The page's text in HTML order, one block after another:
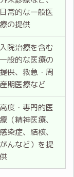
日常的な一般医
療の提供
入院治療を含む
一般的な医療の
提供、救急・周
産期医療など
高度・専門的医
療（精神医療、
感染症、結核、
がんなど）を提
供